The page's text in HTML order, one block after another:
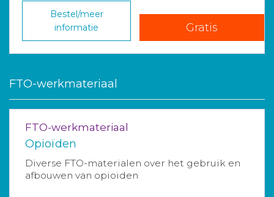
Bestel/meer
informatie
Gratis
FTO-werkmateriaal
FTO-werkmateriaal
Opioïden
Diverse FTO-materialen over het gebruik en
afbouwen van opioiden